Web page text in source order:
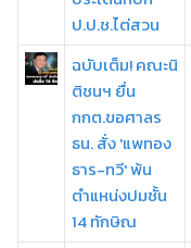
ป.ป.ช.ไต่สวน
ฉบับเต็ม! คณะนิ
ติชนฯ ยื่น
กกต.ขอศาลร
ธน. สั่ง 'แพทอง
ธาร-ทวี' พ้น
ตำแหน่งปมชั้น
14 ทักษิณ